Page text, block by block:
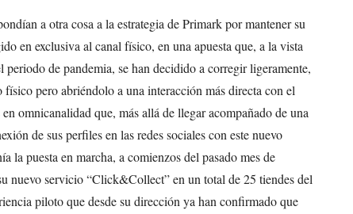
a otra cosa a la estrategia de Primark por mantener su
en exclusiva al canal físico, en una apuesta que, a la vista
periodo de pandemia, se han decidido a corregir ligeramente,
físico pero abriéndolo a una interacción más directa con el
omnicanalidad que, más allá de llegar acompañado de una
de sus perfiles en las redes sociales con este nuevo
la puesta en marcha, a comienzos del pasado mes de
nuevo servicio “Click&Collect” en un total de 25 tiendes del
piloto que desde su dirección ya han confirmado que